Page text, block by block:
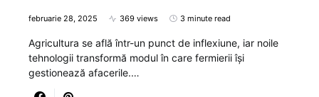
februarie 28, 2025 369 views 3 minute read
Agricultura se află într-un punct de inflexiune, iar noile
tehnologii transformă modul în care fermierii își
gestionează afacerile.…